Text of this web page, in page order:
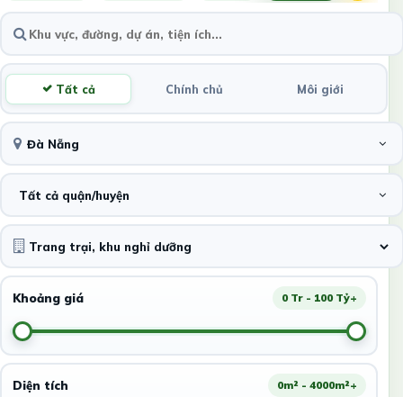
Tất cả Chính chủ Môi giới
Đà Nẵng
Tất cả quận/huyện
Khoảng giá 0 Tr - 100 Tỷ+
Diện tích 0m² - 4000m²+